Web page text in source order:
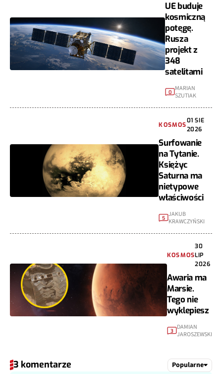
UE buduje
kosmiczną
potęgę.
Rusza
projekt z
348
satelitami
0
MARIAN
SZUTIAK
KOSMOS
01 SIE
2026
Surfowanie
na Tytanie.
Księżyc
Saturna ma
nietypowe
właściwości
5 JAKUB
KRAWCZYŃSKI
KOSMOS
30
LIP
2026
Awaria ma
Marsie.
Tego nie
wyklepiesz
3
DAMIAN
JAROSZEWSKI
3 komentarze Popularne